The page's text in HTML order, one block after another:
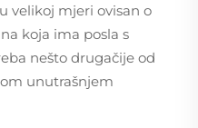
velikoj mjeri ovisan o
koja ima posla s
nešto drugačije od
unutrašnjem